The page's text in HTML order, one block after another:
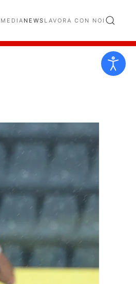
MEDIA NEWS LAVORA CON NOI